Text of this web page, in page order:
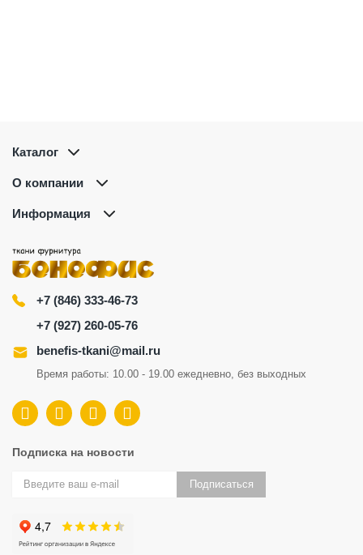
Каталог
О компании
Информация
+7 (846) 333-46-73
+7 (927) 260-05-76
benefis-tkani@mail.ru
Время работы: 10.00 - 19.00 ежедневно, без выходных
Подписка на новости
Подписаться